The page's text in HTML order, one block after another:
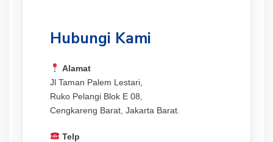
Hubungi Kami
Alamat
Jl Taman Palem Lestari,
Ruko Pelangi Blok E 08,
Cengkareng Barat, Jakarta Barat.
Telp